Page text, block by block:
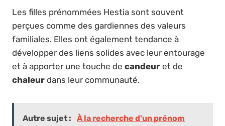
Les filles prénommées Hestia sont souvent
perçues comme des gardiennes des valeurs
familiales. Elles ont également tendance à
développer des liens solides avec leur entourage
et à apporter une touche de candeur et de
chaleur dans leur communauté.
Autre sujet :
À la recherche d'un prénom